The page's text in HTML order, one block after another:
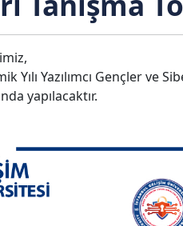
Yılı Yazılımcı Gençler ve
yapılacaktır.